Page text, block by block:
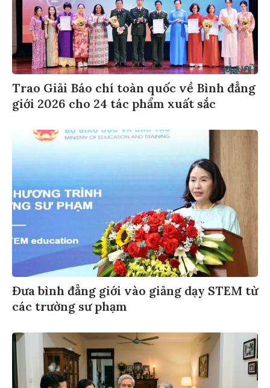
Trao Giải Báo chí toàn quốc về Bình đẳng
giới 2026 cho 24 tác phẩm xuất sắc
Đưa bình đẳng giới vào giảng dạy STEM từ
các trường sư phạm